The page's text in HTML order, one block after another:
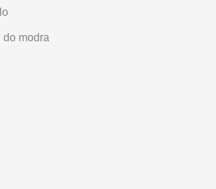
do modra